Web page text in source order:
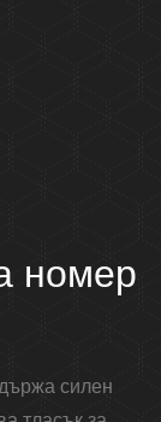
номер
силен